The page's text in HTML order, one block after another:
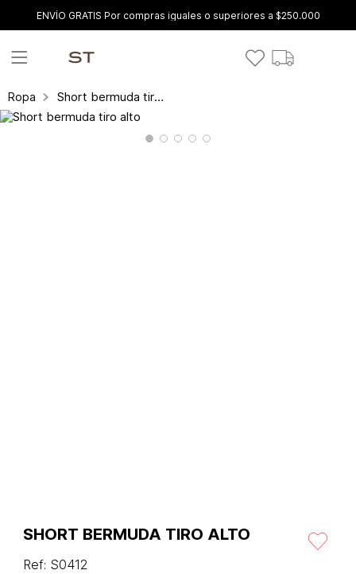
ENVÍO GRATIS Por compras iguales o superiores a $250.000
Ropa Short bermuda tiro alto
SHORT BERMUDA TIRO ALTO
Ref: S0412